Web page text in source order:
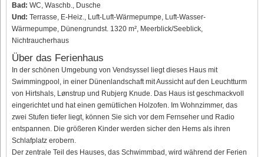
Bad: WC, Waschb., Dusche
Und: Terrasse, E-Heiz., Luft-Luft-Wärmepumpe, Luft-Wasser-
Wärmepumpe, Dünengrundst. 1320 m², Meerblick/Seeblick,
Nichtraucherhaus
Über das Ferienhaus
In der schönen Umgebung von Vendsyssel liegt dieses Haus mit
Swimmingpool, in einer Dünenlandschaft mit Aussicht auf den Leuchtturm
von Hirtshals, Lønstrup und Rubjerg Knude. Das Haus ist geschmackvoll
eingerichtet und hat einen gemütlichen Holzofen. Im Wohnzimmer, das
zwei Stufen tiefer liegt, können Sie sich vor dem Fernseher und Radio
entspannen. Die größeren Kinder werden sicher den Hems als ihren
Schlafplatz erobern.
Der zentrale Teil des Hauses, das Schwimmbad, wird während der Ferien